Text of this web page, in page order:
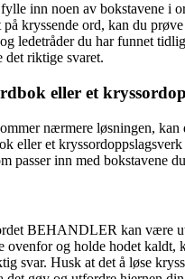
inn noen av bokstavene i
kryssende ord, kan du
ledetråder du har funnet
det riktige svaret.
eller et
nærmere løsningen, kan
eller et
passer inn med bokstavene
BEHANDLER kan være
ovenfor og holde hodet kaldt,
svar. Husk at det å løse